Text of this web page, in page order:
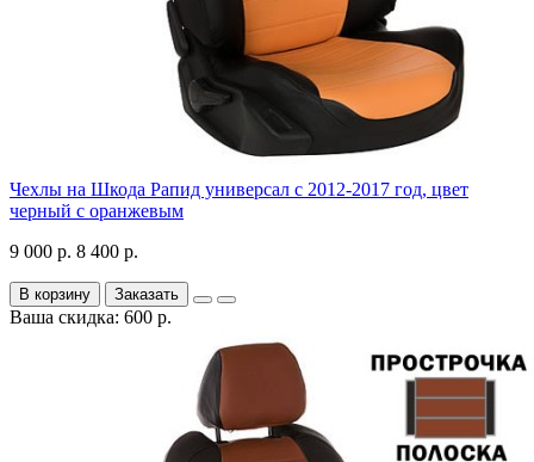
Чехлы на Шкода Рапид универсал с 2012-2017 год, цвет
черный с оранжевым
9 000 р. 8 400 р.
В корзину Заказать
Ваша скидка: 600 р.